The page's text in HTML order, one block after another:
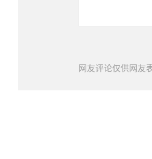
网友评论仅供网友